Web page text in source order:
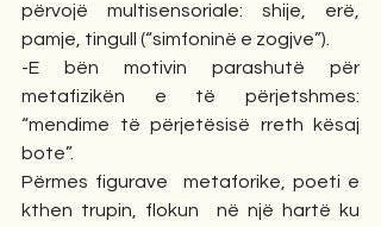
përvojë multisensoriale: shije, erë,
pamje, tingull (“simfoninë e zogjve”).
-E bën motivin parashutë për
metafizikën e të përjetshmes:
“mendime të përjetësisë rreth kësaj
bote”.
Përmes figurave  metaforike, poeti e
kthen trupin, flokun  në një hartë ku